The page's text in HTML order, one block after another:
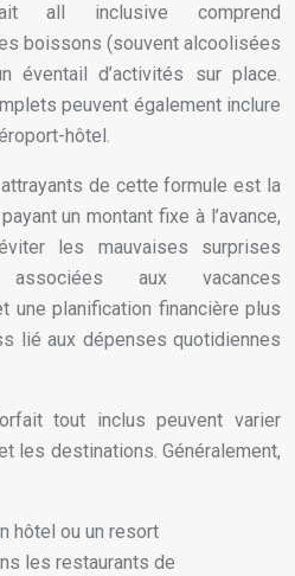
all inclusive comprend
boissons (souvent alcoolisées
éventail d’activités sur place.
peuvent également inclure
hôtel.
de cette formule est la
un montant fixe à l’avance,
les mauvaises surprises
associées aux vacances
une planification financière plus
lié aux dépenses quotidiennes
tout inclus peuvent varier
les destinations. Généralement,
hôtel ou un resort
les restaurants de